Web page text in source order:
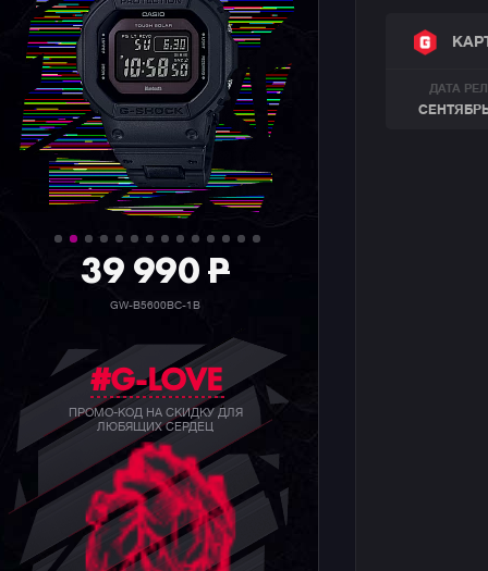
39 990P
GW-B5600BC-1B
#G-LOVE
ПРОМО-КОД НА СКИДКУ ДЛЯ
ЛЮБЯЩИХ СЕРДЕЦ
ДАТА